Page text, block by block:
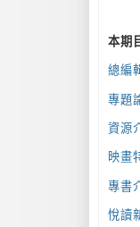
本期
總編
專題
資源
映畫
專書
悅讀